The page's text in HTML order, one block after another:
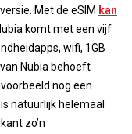
Met de eSIM kan
komt met een vijf
wifi, 1GB
Nubia behoeft
nog een
natuurlijk helemaal
zo’n